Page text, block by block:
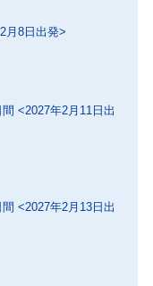
月8日出発>
<2027年2月11日出
<2027年2月13日出